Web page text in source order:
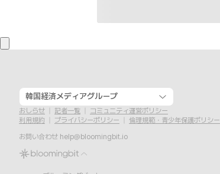
韓国経済メディアグループ
おしらせ 記者一覧
コミュニティ運営ポリシー
利用規約
プライバシーポリシー
倫理規範・青少年保護ポリシー
お問い合わせ help@bloomingbit.io